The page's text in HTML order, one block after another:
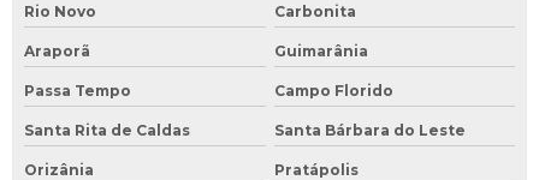
Rio Novo Carbonita
Araporã Guimarânia
Passa Tempo Campo Florido
Santa Rita de Caldas Santa Bárbara do Leste
Orizânia Pratápolis